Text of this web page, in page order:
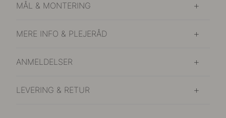
MÅL & MONTERING
MERE INFO & PLEJERÅD
ANMELDELSER
LEVERING & RETUR